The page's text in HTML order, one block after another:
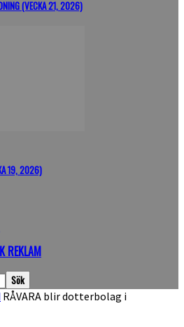
(VECKA 21, 2026)
19, 2026)
REKLAM
RÅVARA blir dotterbolag i